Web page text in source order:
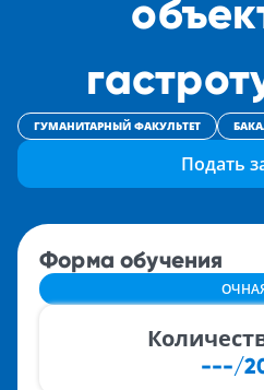
ГУМАНИТАРНЫЙ ФАКУЛЬТЕТ
Подать
Форма обучения
---/